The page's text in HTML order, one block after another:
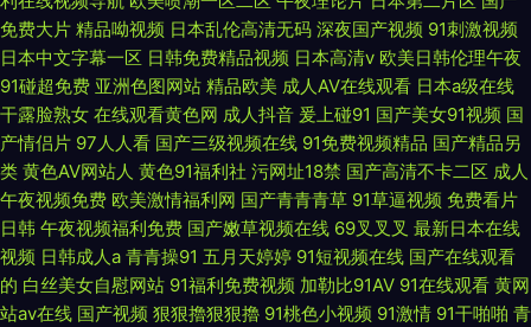
免费大片 精品呦视频 日本乱伦高清无码 深夜国产视频 91刺激视频
日本中文字幕一区 日韩免费精品视频 日本高清v 欧美日韩伦理午夜
91碰超免费 亚洲色图网站 精品欧美 成人AV在线观看 日本a级在线
干露脸熟女 在线观看黄色网 成人抖音 爰上碰91 国产美女91视频 国
产情侣片 97人人看 国产三级视频在线 91免费视频精品 国产精品另
类 黄色AV网站人 黄色91福利社 污网址18禁 国产高清不卡二区 成人
午夜视频免费 欧美激情福利网 国产青青青草 91草逼视频 免费看片
日韩 午夜视频福利免费 国产嫩草视频在线 69叉叉叉 最新日本在线
视频 日韩成人a 青青操91 五月天婷婷 91短视频在线 国产在线观看
的 白丝美女自慰网站 91福利免费视频 加勒比91AV 91在线观看 黄网
站av在线 国产视频 狠狠擼狠狠擼 91桃色小视频 91激情 91干啪啪 青